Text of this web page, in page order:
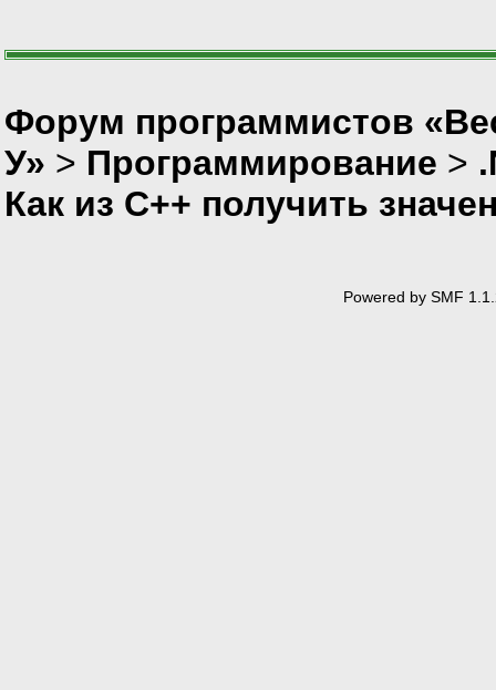
Форум программистов
У» > Программирование >
Как из С++ получить
Powered by SMF